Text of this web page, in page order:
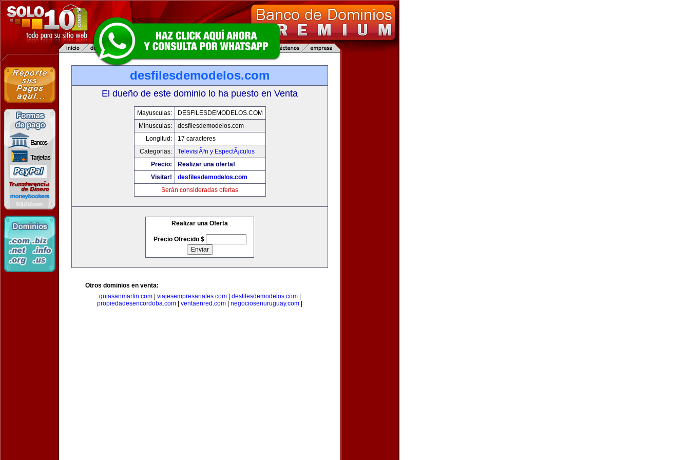
desfilesdemodelos.com
El dueño de este dominio lo ha puesto en Venta
Mayusculas:
DESFILESDEMODELOS.COM
Minusculas:
desfilesdemodelos.com
Longitud:
17 caracteres
Categorias:
TelevisiÃ³n y EspectÃ¡culos
Precio:
Realizar una oferta!
Visitar!
desfilesdemodelos.com
Serán consideradas ofertas
Realizar una Oferta
Precio Ofrecido $
Otros dominios en venta:
guiasanmartin.com| viajesempresariales.com| desfilesdemodelos.com|
propiedadesencordoba.com
ventaenred.com negociosenuruguay.com